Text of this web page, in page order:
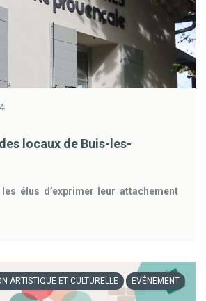
locaux de Buis-les-
les élus d’exprimer leur attachement
ARTISTIQUE ET CULTURELLE EVÉNEMENT